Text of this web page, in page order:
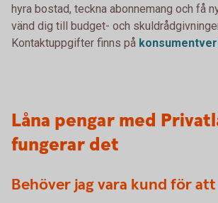
hyra bostad, teckna abonnemang och få
vänd dig till budget- och
Kontaktuppgifter finns på
Låna pengar med
fungerar det
Behöver jag vara kund för att